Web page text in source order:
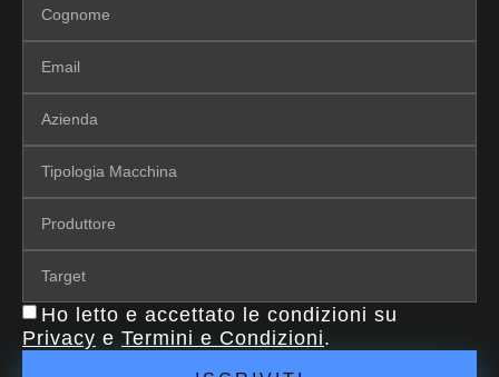
Ho letto e accettato le condizioni su
Privacy e Termini e Condizioni.